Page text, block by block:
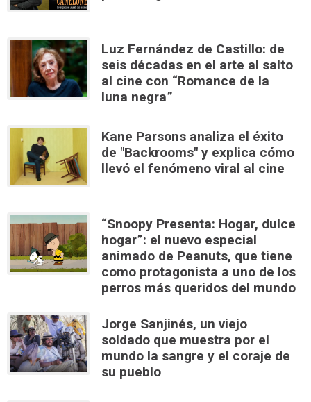
Luz Fernández de Castillo: de
seis décadas en el arte al salto
al cine con “Romance de la
luna negra”
Kane Parsons analiza el éxito
de "Backrooms" y explica cómo
llevó el fenómeno viral al cine
“Snoopy Presenta: Hogar, dulce
hogar”: el nuevo especial
animado de Peanuts, que tiene
como protagonista a uno de los
perros más queridos del mundo
Jorge Sanjinés, un viejo
soldado que muestra por el
mundo la sangre y el coraje de
su pueblo